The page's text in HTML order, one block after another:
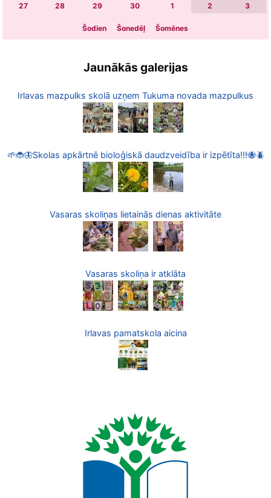
27
28 29 30 1 2 3
Šodien Šonedēļ Šomēnes
Jaunākās galerijas
Irlavas mazpulks skolā uzņem Tukuma novada mazpulkus
🌱🐞🦋Skolas apkārtnē bioloģiskā daudzveidība ir izpētīta!!!🐝🪲
Vasaras skoliņas lietainās dienas aktivitāte
Vasaras skoliņa ir atklāta
Irlavas pamatskola aicina